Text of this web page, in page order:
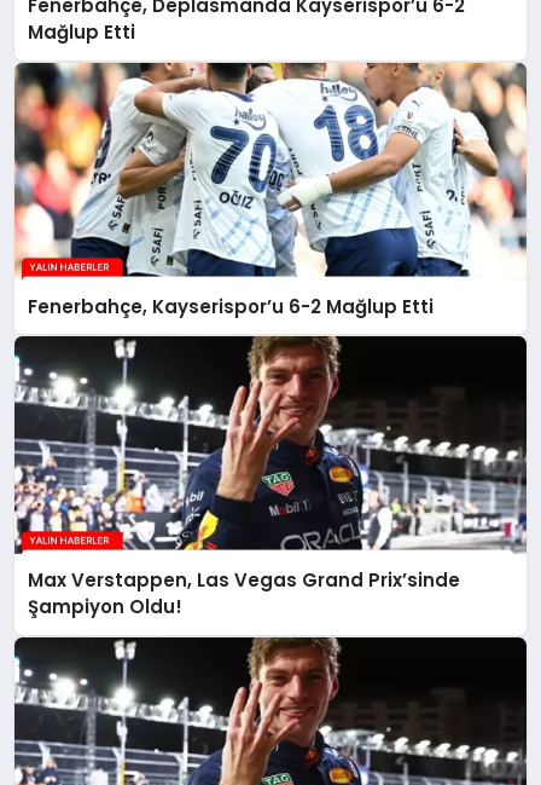
Fenerbahçe, Deplasmanda Kayserispor’u 6-2
Mağlup Etti
Fenerbahçe, Kayserispor’u 6-2 Mağlup Etti
Max Verstappen, Las Vegas Grand Prix’sinde
Şampiyon Oldu!